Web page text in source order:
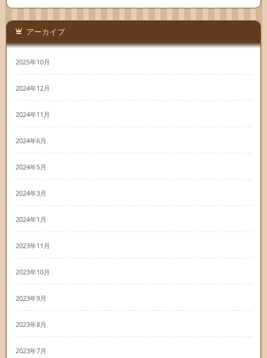
アーカイブ
2025年10月
2024年12月
2024年11月
2024年6月
2024年5月
2024年3月
2024年1月
2023年11月
2023年10月
2023年9月
2023年8月
2023年7月